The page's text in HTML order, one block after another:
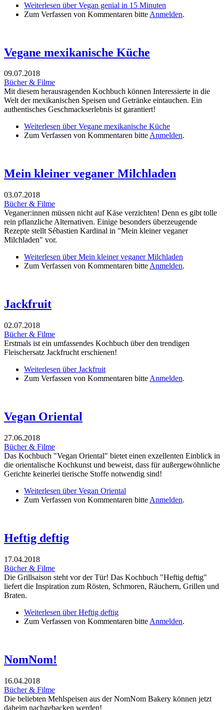
Weiterlesen über Vegan genial in 15 Minuten
Zum Verfassen von Kommentaren bitte Anmelden.
Vegane mexikanische Küche
09.07.2018
Bücher & Filme
Mit diesem herausragenden Kochbuch können Interessierte in die
Welt der mexikanischen Speisen und Getränke eintauchen. Ein
authentisches Geschmackserlebnis ist garantiert!
Weiterlesen über Vegane mexikanische Küche
Zum Verfassen von Kommentaren bitteAnmelden.
Mein kleiner veganer Milchladen
03.07.2018
Bücher & Filme
Veganer:innen müssen nicht auf Käse verzichten! Denn es gibt tolle
rein pflanzliche Alternativen. Einige besonders überzeugende
Rezepte stellt Sébastien Kardinal in "Mein kleiner veganer
Milchladen" vor.
Weiterlesen über Mein kleiner veganer Milchladen
Zum Verfassen von Kommentaren bitte Anmelden.
Jackfruit
02.07.2018
Bücher & Filme
Erstmals ist ein umfassendes Kochbuch über den trendigen
Fleischersatz Jackfrucht erschienen!
Weiterlesen über Jackfruit
Zum Verfassen von Kommentaren bitte Anmelden.
Vegan Oriental
27.06.2018
Bücher & Filme
Das Kochbuch "Vegan Oriental" bietet einen exzellenten Einblick in
die orientalische Kochkunst und beweist, dass für außergewöhnliche
Gerichte keinerlei tierische Stoffe notwendig sind!
Weiterlesen über Vegan Oriental
Zum Verfassen von Kommentaren bitte Anmelden.
Heftig deftig
17.04.2018
Bücher & Filme
Die Grillsaison steht vor der Tür! Das Kochbuch "Heftig deftig"
liefert die Inspiration zum Rösten, Schmoren, Räuchern, Grillen und
Braten.
Weiterlesen über Heftig deftig
Zum Verfassen von Kommentaren bitte Anmelden.
NomNom!
16.04.2018
Bücher & Filme
Die beliebten Mehlspeisen aus der NomNom Bakery können jetzt
daheim nachgebacken werden!